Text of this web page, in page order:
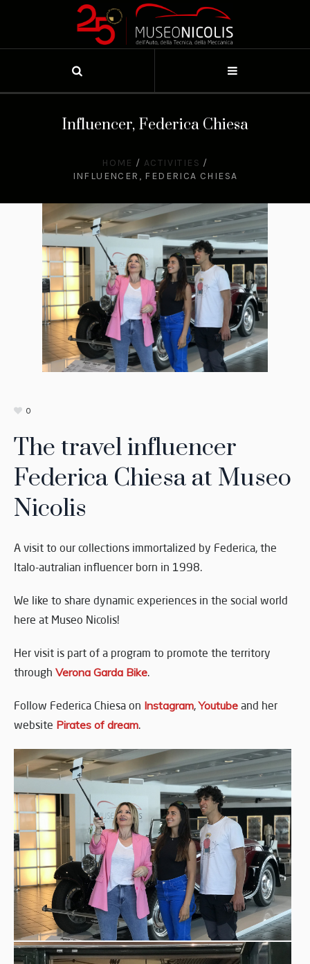
Influencer, Federica Chiesa
HOME / ACTIVITIES /
INFLUENCER, FEDERICA CHIESA
0
The travel influencer
Federica Chiesa at Museo
Nicolis
A visit to our collections immortalized by Federica, the
Italo-autralian influencer born in 1998.
We like to share dynamic experiences in the social world
here at Museo Nicolis!
Her visit is part of a program to promote the territory
through Verona Garda Bike.
Follow Federica Chiesa on Instagram,Youtube and her
website Pirates of dream.